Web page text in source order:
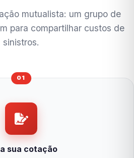
mutualista: um grupo de
para compartilhar custos de
sinistros.
01
sua cotação